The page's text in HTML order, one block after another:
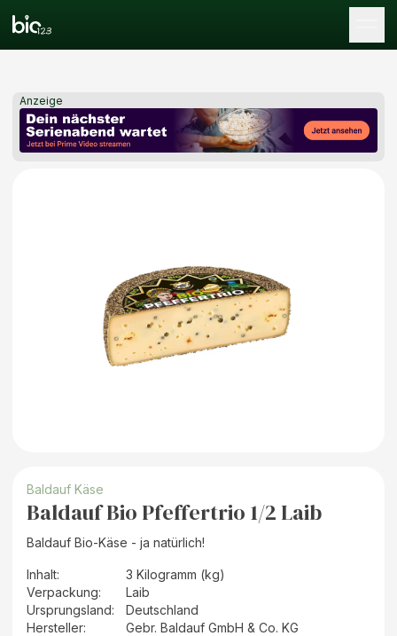
Anzeige
Baldauf Käse
Baldauf Bio Pfeffertrio 1/2 Laib
Baldauf Bio-Käse - ja natürlich!
Inhalt:
3 Kilogramm (kg)
Verpackung:
Laib
Ursprungsland:
Deutschland
Hersteller: Gebr. Baldauf GmbH & Co. KG